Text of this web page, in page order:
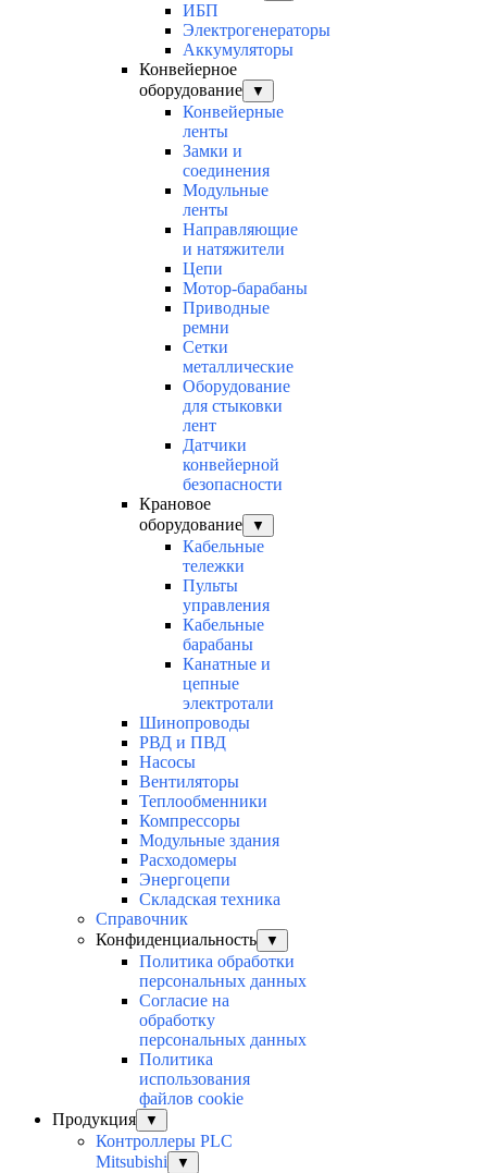
ИБП
Электрогенераторы
Аккумуляторы
Конвейерное
оборудование
▼
Конвейерные
ленты
Замки и
соединения
Модульные
ленты
Направляющие
и натяжители
Цепи
Мотор-барабаны
Приводные
ремни
Сетки
металлические
Оборудование
для стыковки
лент
Датчики
конвейерной
безопасности
Крановое
оборудование
▼
Кабельные
тележки
Пульты
управления
Кабельные
барабаны
Канатные и
цепные
электротали
Шинопроводы
РВД и ПВД
Насосы
Вентиляторы
Теплообменники
Компрессоры
Модульные здания
Расходомеры
Энергоцепи
Складская техника
Справочник
Конфиденциальность
▼
Политика обработки
персональных данных
Согласие на
обработку
персональных данных
Политика
использования
файлов cookie
Продукция
▼
Контроллеры PLC
Mitsubishi
▼